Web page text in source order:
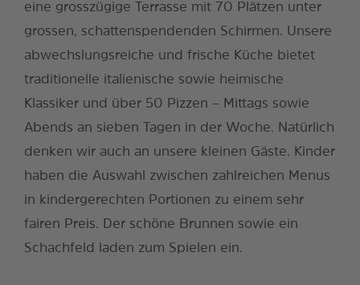
eine grosszügige Terrasse mit 70 Plätzen unter
grossen, schattenspendenden Schirmen. Unsere
abwechslungsreiche und frische Küche bietet
traditionelle italienische sowie heimische
Klassiker und über 50 Pizzen – Mittags sowie
Abends an sieben Tagen in der Woche. Natürlich
denken wir auch an unsere kleinen Gäste. Kinder
haben die Auswahl zwischen zahlreichen Menus
in kindergerechten Portionen zu einem sehr
fairen Preis. Der schöne Brunnen sowie ein
Schachfeld laden zum Spielen ein.